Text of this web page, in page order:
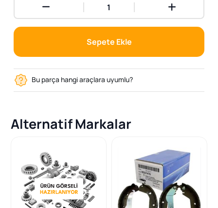
Sepete Ekle
Bu parça hangi araçlara uyumlu?
Alternatif Markalar